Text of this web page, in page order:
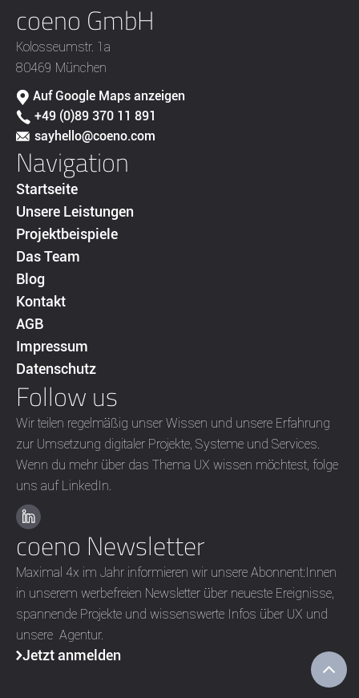
coeno GmbH
Kolosseumstr. 1a
80469 München
Auf Google Maps anzeigen
+49 (0)89 370 11 891
sayhello@coeno.com
Navigation
Startseite
Unsere Leistungen
Projektbeispiele
Das Team
Blog
Kontakt
AGB
Impressum
Datenschutz
Follow us
Wir teilen regelmäßig unser Wissen und unsere Erfahrung
zur Umsetzung digitaler Projekte, Systeme und Services.
Wenn du mehr über das Thema UX wissen möchtest, folge
uns auf LinkedIn.
coeno Newsletter
Maximal 4x im Jahr informieren wir unsere Abonnent:Innen
in unserem werbefreien Newsletter über neueste Ereignisse,
spannende Projekte und wissenswerte Infos über UX und
unsere Agentur.
Jetzt anmelden